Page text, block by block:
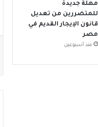
مهلة جديدة
للمتضررين من تعديل
قانون الإيجار القديم في
مصر
منذ أسبوعين